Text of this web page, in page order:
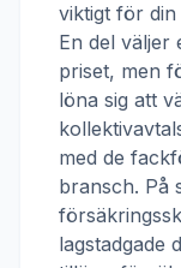
viktigt för din
En del väljer
priset, men
löna sig att
med de
bransch. På
lagstadgade